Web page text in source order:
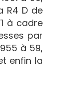
R4 D de
à cadre
par
à 59,
enfin la